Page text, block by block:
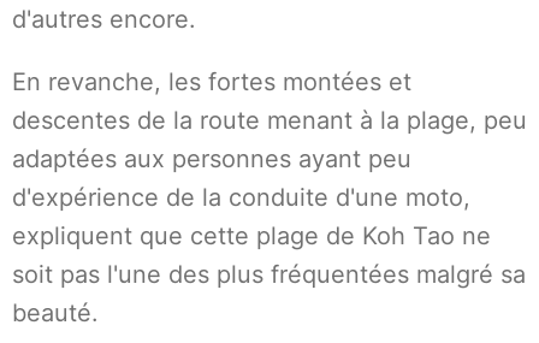
d'autres encore.
En revanche, les fortes montées et
descentes de la route menant à la plage, peu
adaptées aux personnes ayant peu
d'expérience de la conduite d'une moto,
expliquent que cette plage de Koh Tao ne
soit pas l'une des plus fréquentées malgré sa
beauté.